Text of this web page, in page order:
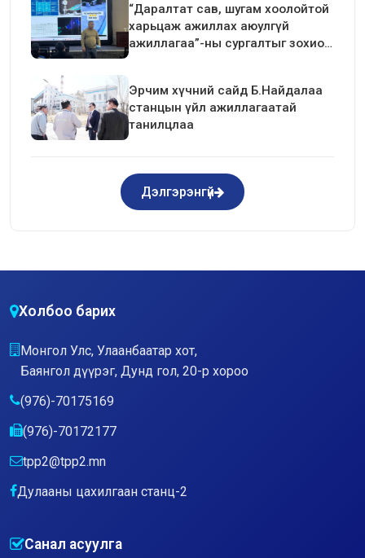
“Даралтат сав, шугам хоолойтой
харьцаж ажиллах аюулгүй
ажиллагаа”-ны сургалтыг зохион
Эрчим хүчний сайд Б.Найдалаа
станцын үйл ажиллагаатай
танилцлаа
Дэлгэрэнгүй
Холбоо барих
Монгол Улс, Улаанбаатар хот,
Баянгол дүүрэг, Дунд гол, 20-р хороо
(976)-70175169
(976)-70172177
tpp2@tpp2.mn
Дулааны цахилгаан станц-2
Санал асуулга